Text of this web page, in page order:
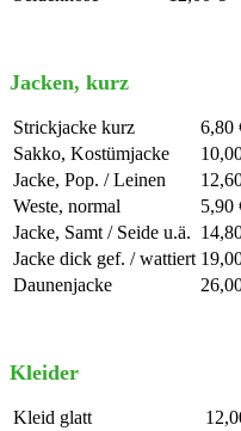
Jacken, kurz
Strickjacke kurz
6,80
Sakko, Kostümjacke
Jacke, Pop. / Leinen
Weste, normal
5,90
Jacke, Samt / Seide u.ä.
Jacke dick gef. / wattiert
Daunenjacke
Kleider
Kleid glatt